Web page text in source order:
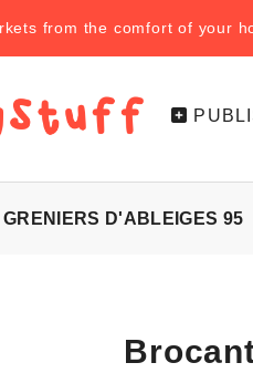
from the comfort of your
D'ABLEIGES 95